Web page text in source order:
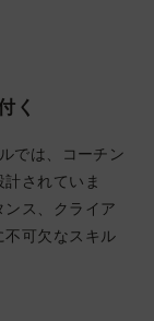
く
では、コーチン
されていま
ス、クライア
不可欠なスキル